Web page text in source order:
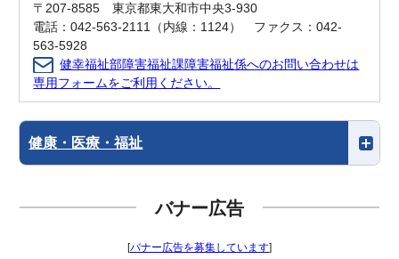
〒207-8585 東京都東大和市中央3-930
電話：042-563-2111（内線：1124） ファクス：042-
563-5928
健幸福祉部障害福祉課障害福祉係へのお問い合わせは
専用フォームをご利用ください。
健康・医療・福祉
バナー広告
[バナー広告を募集しています]